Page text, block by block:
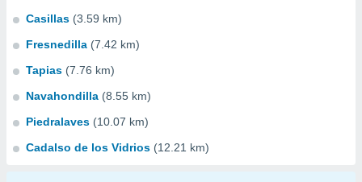
Casillas (3.59 km)
Fresnedilla (7.42 km)
Tapias (7.76 km)
Navahondilla (8.55 km)
Piedralaves (10.07 km)
Cadalso de los Vidrios (12.21 km)